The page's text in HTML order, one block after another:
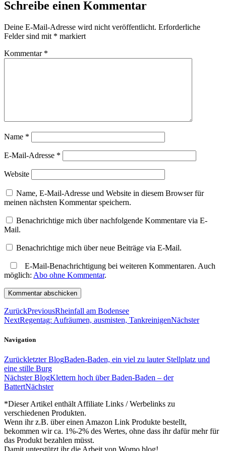
Schreibe einen Kommentar
Deine E-Mail-Adresse wird nicht veröffentlicht. Erforderliche
Felder sind mit * markiert
Kommentar *
Name *
E-Mail-Adresse *
Website
Name, E-Mail-Adresse und Website in diesem Browser für
meinen nächsten Kommentar speichern.
Benachrichtige mich über nachfolgende Kommentare via E-
Mail.
Benachrichtige mich über neue Beiträge via E-Mail.
E-Mail-Benachrichtigung bei weiteren Kommentaren. Auch
möglich: Abo ohne Kommentar.
ZurückPreviousRheinfall am Bodensee
NextRegentag: Aufräumen, ausmisten, TankreinigenNächster
Navigation
Zurückletzter BlogBaden-Baden, ein viel zu lauter Stellplatz und
eine stille Burg
Nächster BlogKlettern hoch über Baden-Baden – der
BattertNächster
*Dieser Artikel enthält Affiliate Links / Werbelinks zu
verschiedenen Produkten.
Wenn ihr z.B. über einen Amazon Link Produkte bestellt,
bekommen wir ca. 1%-2% des Wertes, ohne dass ihr dafür mehr für
das Produkt bezahlen müsst.
Damit unterstützt ihr die Arbeit von Womo.blog!